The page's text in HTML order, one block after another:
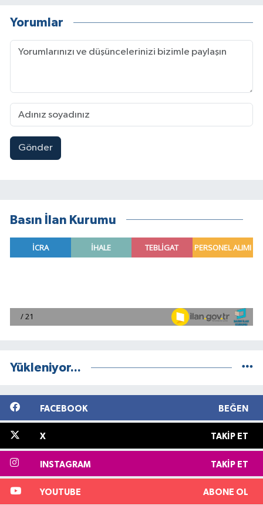
Yorumlar
Gönder
Basın İlan Kurumu
Yükleniyor...
FACEBOOK BEĞEN
X TAKIP ET
INSTAGRAM TAKIP ET
YOUTUBE ABONE OL